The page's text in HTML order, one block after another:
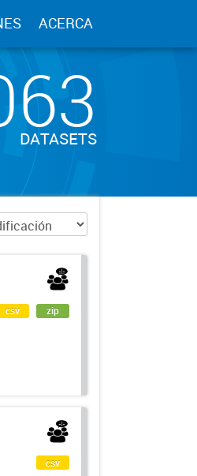
ACERCA
DATASETS
csv zip
csv